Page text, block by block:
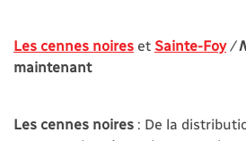
Les cennes noires et Sainte-Foy /
maintenant
Les cennes noires : De la